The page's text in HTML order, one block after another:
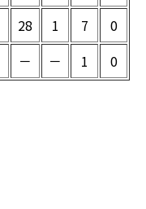
28 1 7
0
－ － 1 0